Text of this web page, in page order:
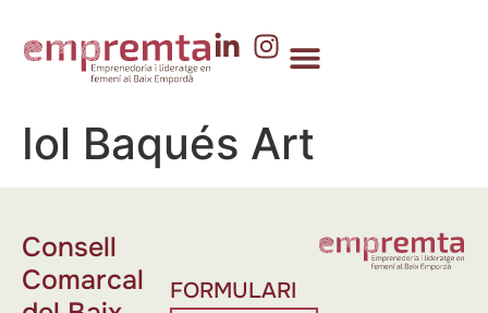
Iol Baqués Art
Consell
Comarcal
FORMULARI